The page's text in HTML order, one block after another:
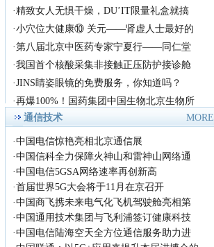
2018腾讯影业发布会：多
近日，主题为&ldquo;若水
&middot;共生&rdquo;的腾讯影
业
产业年会 谈中
今天(9月14日)，2018 亚
洲旅游产业年会在上海举行，
年会
励志歌手杨洪强放歌中国
演艺又见山里红
励志歌手杨洪强放歌中国演艺
又见山里红 首届《放歌中国》
歌手
哇！湖南大事件，这道
·精致女人无惧干燥，DU’IT限量礼盒就搞
·小穴位大健康⑩ 关元——肾虚人士最好的
·第八届北京中医药专家宁夏行——同仁堂
·我国首个核酸采集非接触正压防护接诊舱
·JINS睛姿眼镜的免费服务，你知道吗？
·再爆100%！国药集团中国生物北京生物所
通信技术
MORE
·中国电信惊艳亮相北京通信展
·中国信科全力保障火神山和雷神山网络通
·中国电信5GSA网络速率再创新高
·首届世界5G大会将于11月在京召开
·中国商飞携未来电气化飞机驾驶舱亮相第
·中国通用技术集团与飞利浦签订健康科技
·中国电信陆海空天全方位通信服务助力进